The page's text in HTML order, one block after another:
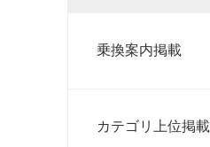
乗換案内掲載
カテゴリ上位掲載